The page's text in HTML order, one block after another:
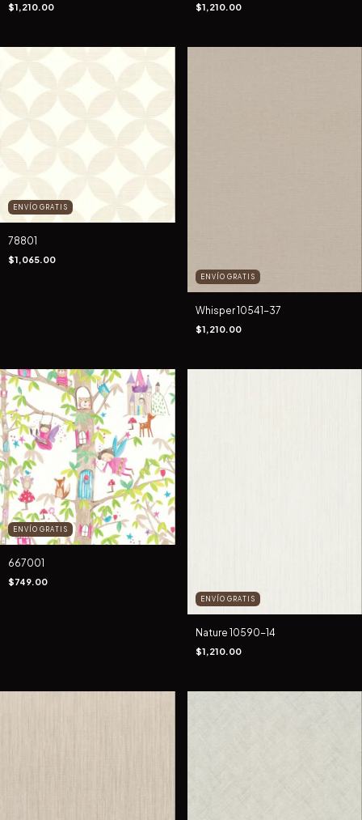
$1,210.00 $1,210.00
ENVÍO GRATIS
78801
$1,065.00
ENVÍO GRATIS
Whisper 10541-37
$1,210.00
ENVÍO GRATIS
667001
$749.00
ENVÍO GRATIS
Nature 10590-14
$1,210.00